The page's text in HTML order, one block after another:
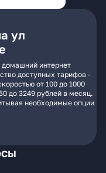
ул
домашний интернет
доступных тарифов -
от 100 до 1000
до 3249 рублей в месяц.
необходимые опции